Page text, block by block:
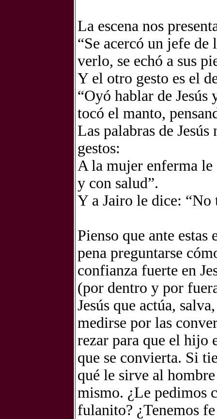
La escena nos
“Se acercó un jefe de
verlo, se echó a sus
Y el otro gesto es el
“Oyó hablar de Jesús
tocó el manto,
Las palabras de
gestos:
A la mujer enferma le
y con salud”.
Y a Jairo le dice: “No
Pienso que ante estas
pena preguntarse
confianza fuerte en
(por dentro y por
Jesús que actúa,
medirse por las
rezar para que el hijo
que se convierta. Si
qué le sirve al
mismo. ¿Le pedimos
fulanito? ¿Tenemos